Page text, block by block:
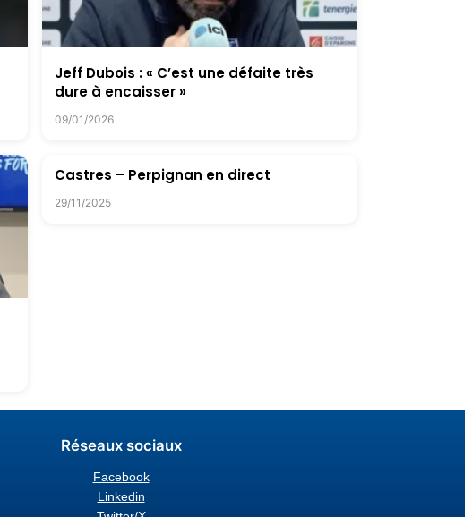
Jeff Dubois : « C’est une défaite très
dure à encaisser »
09/01/2026
Castres – Perpignan en direct
29/11/2025
Réseaux sociaux
Facebook
Linkedin